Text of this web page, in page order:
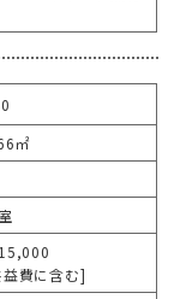
㎡
費に含む]